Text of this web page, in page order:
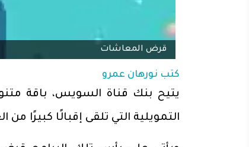
قرض المعاشات
كتب نورهان عمرو
يتيح بنك قناة السويس، باقة
التمويلية التي تلقى إقبالًا كبيرًا من